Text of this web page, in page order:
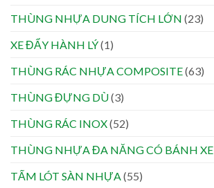
THÙNG NHỰA DUNG TÍCH LỚN (23)
XE ĐẨY HÀNH LÝ(1)
THÙNG RÁC NHỰA COMPOSITE(63)
THÙNG ĐỰNG DÙ(3)
THÙNG RÁC INOX(52)
THÙNG NHỰA ĐA NĂNG CÓ BÁNH XE
TẤM LÓT SÀN NHỰA(55)